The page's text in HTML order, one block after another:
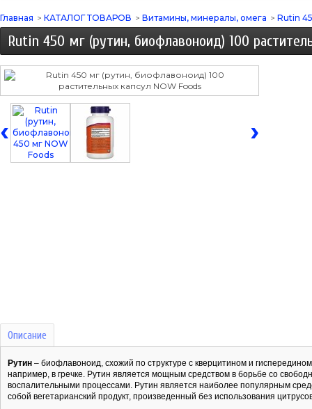
Главная > КАТАЛОГ ТОВАРОВ > Витамины, минералы, омега > Rutin
Rutin 450 мг (рутин, биофлавоноид) 100
‹ ›
Описание
Рутин – биофлавоноид, схожий по структуре с кверцитином и
например, в гречке. Рутин является мощным средством в борьбе со
воспалительными процессами. Рутин является наиболее популярным
собой вегетарианский продукт, произведенный без использования